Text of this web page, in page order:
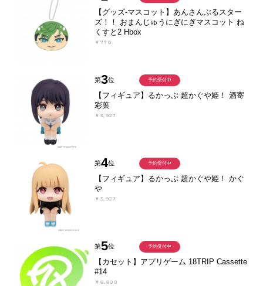
【グッズ-マスコット】あんさんぶるスター
ズ！！ おまんじゅうにぎにぎマスコット ね
くすと2 Hbox
￥770
第3位
【フィギュア】るかっぷ 超かぐや姫！ 酒寄
彩葉
￥3,927
予約受付中
第4位
【フィギュア】るかっぷ 超かぐや姫！ かぐ
や
￥3,927
予約受付中
第5位
【カセット】アプリゲーム 18TRIP Cassette
#14
￥8,800
予約受付中